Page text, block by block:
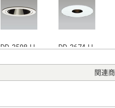
DD-3598-LL DD-3674-LL
関連